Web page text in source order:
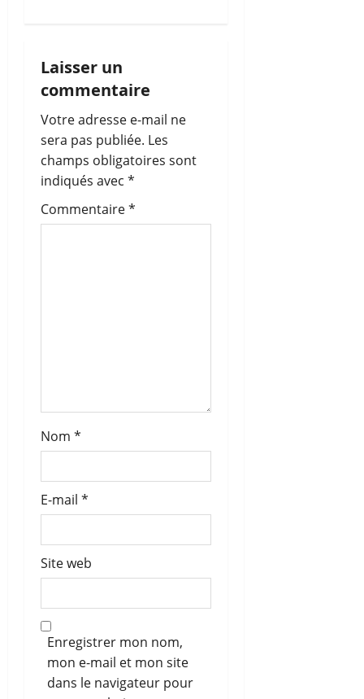
o
n
d
’
a
e
Laisser un
commentaire
Votre adresse e-mail ne
sera pas publiée. Les
champs obligatoires sont
indiqués avec *
Commentaire*
Nom *
E-mail *
Site web
Enregistrer mon nom,
mon e-mail et mon site
dans le navigateur pour